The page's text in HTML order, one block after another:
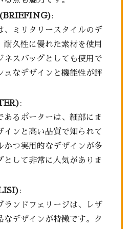
(BRIEFING):
、ミリタリースタイルのデ
耐久性に優れた素材を使用
ネスバッグとしても使用で
ュなデザインと機能性が評
:
あるポーターは、細部にま
インと高い品質で知られて
かつ実用的なデザインが多
として非常に人気がありま
:
ランドフェリージは、レザ
なデザインが特徴です。ク